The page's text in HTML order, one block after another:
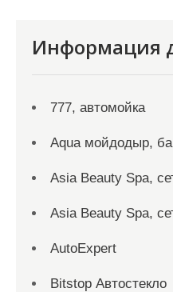
Информация
777, автомойка
Aqua мойдодыр,
Asia Beauty Spa,
Asia Beauty Spa,
AutoExpert
Bitstop Автостекло